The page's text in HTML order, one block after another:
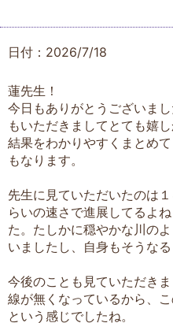
日付：2026/7/18
蓮先生！
今日もありがとうございま
もいただきましてとても嬉し
結果をわかりやすくまとめ
もなります。
先生に見ていただいたのは
らいの速さで進展してるよ
た。たしかに穏やかな川の
いましたし、自身もそうな
今後のことも見ていただき
線が無くなっているから、
という感じでしたね。